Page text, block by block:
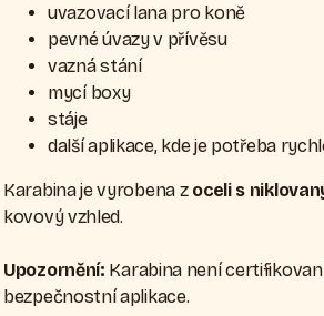
uvazovací lana pro koně
pevné úvazy v přívěsu
vazná stání
mycí boxy
stáje
další aplikace, kde je potřeba
Karabina je vyrobena z oceli s
kovový vzhled.
Upozornění: Karabina není
bezpečnostní aplikace.